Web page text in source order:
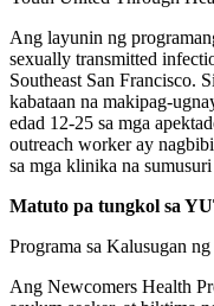
Ang layunin ng
sexually transmitted
Southeast San Francisco.
kabataan na makipag-
edad 12-25 sa mga
outreach worker ay
sa mga klinika na
Matuto pa tungkol sa
Programa sa Kalusugan
Ang Newcomers Health